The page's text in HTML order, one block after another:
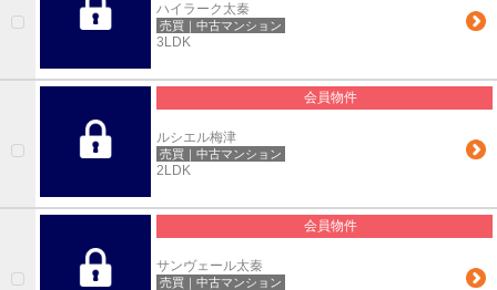
ハイラーク太秦
売買｜中古マンション
3LDK
会員物件
ルシエル梅津
売買｜中古マンション
2LDK
会員物件
サンヴェール太秦
売買｜中古マンション